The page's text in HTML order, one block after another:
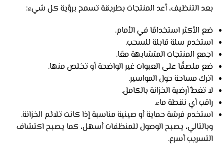
بعد التنظيف، أعد المنتجات بطريقة تسمح برؤية كل شيء:
ضع الأكثر استخدامًا في الأمام.
استخدم سلة قابلة للسحب.
اجمع المنتجات المتشابهة معًا.
ضع ملصقًا على العبوات غير الواضحة أو تخلص منها.
اترك مساحة حول المواسير.
لا تغطِّ أرضية الخزانة بالكامل.
راقب أي نقطة ماء.
استخدم فرشة حماية أو صينية مناسبة إذا كانت تلائم الخزانة.
وبالتالي، يصبح الوصول للمنظفات أسهل، كما يصبح اكتشاف
التسريب أسرع.